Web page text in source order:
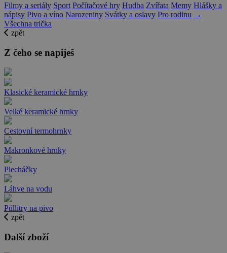
Filmy a seriály Sport Počítačové hry Hudba Zvířata Memy Hlášky a
nápisy Pivo a víno Narozeniny Svátky a oslavy Pro rodinu →
Všechna trička
zpět
Z čeho se napiješ
Klasické keramické hrnky
Velké keramické hrnky
Cestovní termohrnky
Makronkové hrnky
Plecháčky
Láhve na vodu
Půllitry na pivo
zpět
Další zboží